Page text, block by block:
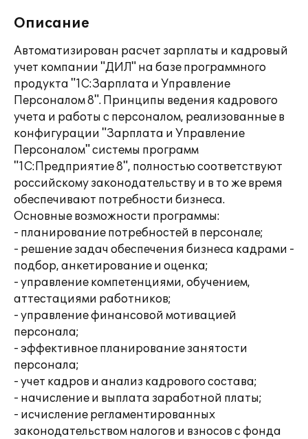
Описание
Автоматизирован расчет зарплаты и кадровый
учет компании "ДИЛ" на базе программного
продукта "1С:Зарплата и Управление
Персоналом 8". Принципы ведения кадрового
учета и работы с персоналом, реализованные в
конфигурации "Зарплата и Управление
Персоналом" системы программ
"1С:Предприятие 8", полностью соответствуют
российскому законодательству и в то же время
обеспечивают потребности бизнеса.
Основные возможности программы:
- планирование потребностей в персонале;
- решение задач обеспечения бизнеса кадрами -
подбор, анкетирование и оценка;
- управление компетенциями, обучением,
аттестациями работников;
- управление финансовой мотивацией
персонала;
- эффективное планирование занятости
персонала;
- учет кадров и анализ кадрового состава;
- начисление и выплата заработной платы;
- исчисление регламентированных
законодательством налогов и взносов с фонда